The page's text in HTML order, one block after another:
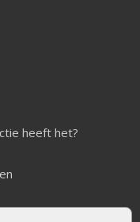
heeft het?